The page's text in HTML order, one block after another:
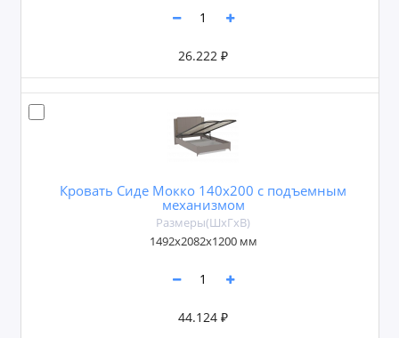
26.222 ₽
Кровать Сиде Мокко 140х200 с подъемным
механизмом
Размеры(ШxГxВ)
1492х2082х1200 мм
44.124 ₽